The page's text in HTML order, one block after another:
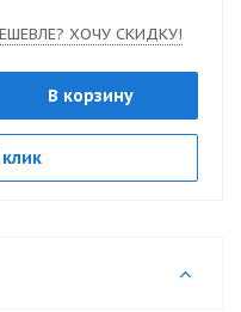
ХОЧУ СКИДКУ!
В корзину